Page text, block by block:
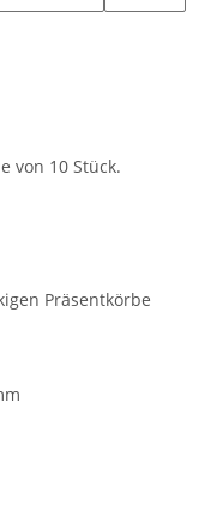
von 10 Stück.
Präsentkörbe